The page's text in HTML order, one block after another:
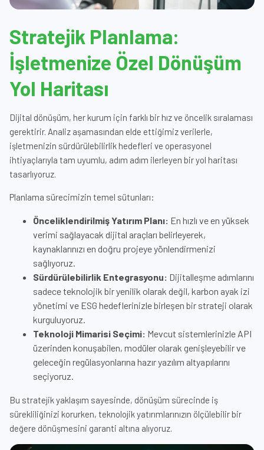
Stratejik Planlama:
İşletmenize Özel Dönüşüm
Yol Haritası
Dijital dönüşüm, her kurum için farklı bir hız ve öncelik sıralaması
gerektirir. Analiz aşamasından elde ettiğimiz verilerle,
işletmenizin sürdürülebilirlik hedefleri ve operasyonel
ihtiyaçlarıyla tam uyumlu, adım adım ilerleyen bir yol haritası
tasarlıyoruz.
Planlama sürecimizin temel sütunları:
Önceliklendirilmiş Yatırım Planı: En hızlı ve en yüksek
verimi sağlayacak dijital araçları belirleyerek,
kaynaklarınızı en doğru projeye yönlendirmenizi
sağlıyoruz.
Sürdürülebilirlik Entegrasyonu: Dijitalleşme adımlarını
sadece teknolojik bir yenilik olarak değil, karbon ayak izi
yönetimi ve ESG hedeflerinizle birleşen bir strateji olarak
kurguluyoruz.
Teknoloji Mimarisi Seçimi: Mevcut sistemlerinizle API
üzerinden konuşabilen, modüler olarak genişleyebilir ve
geleceğin regülasyonlarına hazır yazılım altyapılarını
seçiyoruz.
Bu stratejik yaklaşım sayesinde, dönüşüm sürecinde iş
sürekliliğinizi korurken, teknolojik yatırımlarınızın ölçülebilir bir
değere dönüşmesini garanti altına alıyoruz.